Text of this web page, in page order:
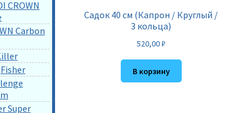
Садок 40 см (Капрон / Круглый /
3 кольца)
520,00₽
В корзину
CROWN
Carbon
Super